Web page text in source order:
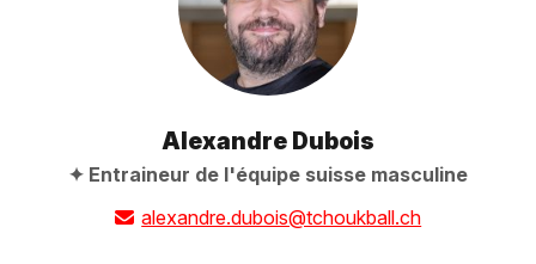
Alexandre Dubois
Entraineur de l'équipe suisse masculine
alexandre.dubois@tchoukball.ch